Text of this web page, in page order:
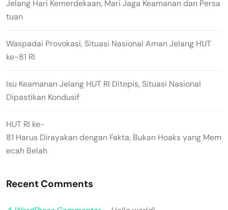
Jelang Hari Kemerdekaan, Mari Jaga Keamanan dan Persa
tuan
Waspadai Provokasi, Situasi Nasional Aman Jelang HUT
ke-81 RI
Isu Keamanan Jelang HUT RI Ditepis, Situasi Nasional
Dipastikan Kondusif
HUT RI ke-
81 Harus Dirayakan dengan Fakta, Bukan Hoaks yang Mem
ecah Belah
Recent Comments